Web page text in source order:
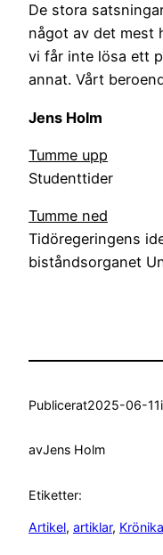
De stora
något av det mest
vi får inte lösa ett
annat. Vårt
Jens Holm
Tumme upp
Studenttider
Tumme ned
Tidöregeringens
biståndsorganet
Publicerat2025-06-11i
avJens Holm
Etiketter:
Artikel, artiklar, Krönika